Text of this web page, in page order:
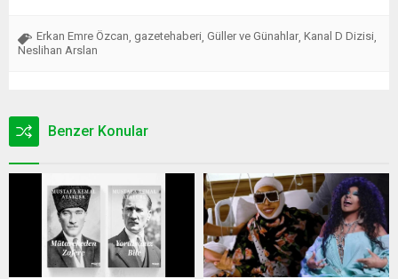
Erkan Emre Özcan gazetehaberi Güller ve Günahlar Kanal D Dizisi
Neslihan Arslan
Benzer Konular